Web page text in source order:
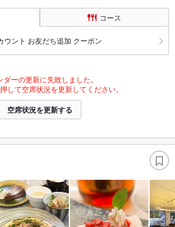
コース
ウント お友だち追加 クーポン
ダーの更新に失敗しました。
して空席状況を更新してください。
空席状況を更新する